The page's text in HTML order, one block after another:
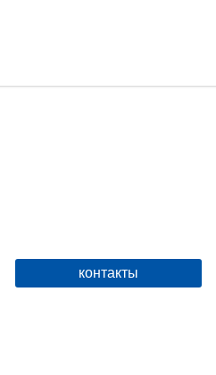
контакты